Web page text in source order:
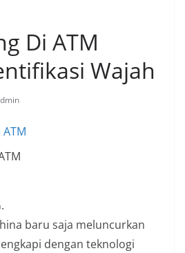
Di ATM
Wajah
baru saja meluncurkan
dengan teknologi